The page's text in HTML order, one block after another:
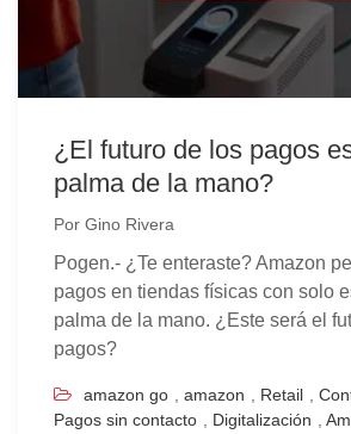
¿El futuro de los pagos
palma de la mano?
Por Gino Rivera
Pogen.- ¿Te enteraste? Amazon
pagos en tiendas físicas con solo
palma de la mano. ¿Este será el
pagos?
amazon go amazon Retail
Pagos sin contacto
Digitalización